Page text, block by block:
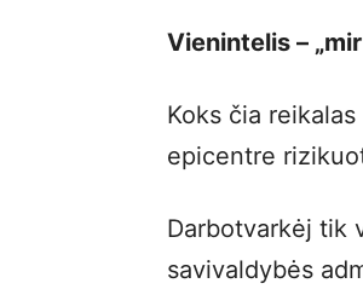
Vienintelis –
Koks čia
epicentre
Darbotvarkėj tik
savivaldybės